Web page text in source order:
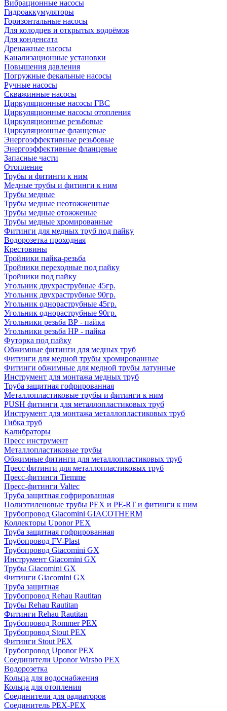
Вибрационные насосы
Гидроаккумуляторы
Горизонтальные насосы
Для колодцев и открытых водоёмов
Для конденсата
Дренажные насосы
Канализационные установки
Повышения давления
Погружные фекальные насосы
Ручные насосы
Скважинные насосы
Циркуляционные насосы ГВС
Циркуляционные насосы отопления
Циркуляционные резьбовые
Циркуляционные фланцевые
Энергоэффективные резьбовые
Энергоэффективные фланцевые
Запасные части
Отопление
Трубы и фитинги к ним
Медные трубы и фитинги к ним
Трубы медные
Трубы медные неотожженные
Трубы медные отожженые
Трубы медные хромированные
Фитинги для медных труб под пайку
Водорозетка проходная
Крестовины
Тройники пайка-резьба
Тройники переходные под пайку
Тройники под пайку
Угольник двухраструбные 45гр.
Угольник двухраструбные 90гр.
Угольник однораструбные 45гр.
Угольник однораструбные 90гр.
Угольники резьба ВР - пайка
Угольники резьба НР - пайка
Футорка под пайку
Обжимные фитинги для медных труб
Фитинги для медной трубы хромированные
Фитинги обжимные для медной трубы латунные
Инструмент для монтажа медных труб
Труба защитная гофрированная
Металлопластиковые трубы и фитинги к ним
PUSH фитинги для металлопластиковых труб
Инструмент для монтажа металлопластиковых труб
Гибка труб
Калибраторы
Пресс инструмент
Металлопластиковые трубы
Обжимные фитинги для металлопластиковых труб
Пресс фитинги для металлопластиковых труб
Пресс-фитинги Tiemme
Пресс-фитинги Valtec
Труба защитная гофрированная
Полиэтиленовые трубы PEX и PE-RT и фитинги к ним
Трубопровод Giacomini GIACOTHERM
Коллекторы Uponor PEX
Труба защитная гофрированная
Трубопровод FV-Plast
Трубопровод Giacomini GX
Инструмент Giacomini GX
Трубы Giacomini GX
Фитинги Giacomini GX
Труба защитная
Трубопровод Rehau Rautitan
Трубы Rehau Rautitan
Фитинги Rehau Rautitan
Трубопровод Rommer PEX
Трубопровод Stout PEX
Фитинги Stout PEX
Трубопровод Uponor PEX
Соединители Uponor Wirsbo PEX
Водорозетка
Кольца для водоснабжения
Кольца для отопления
Соединители для радиаторов
Соединитель PEX-PEX